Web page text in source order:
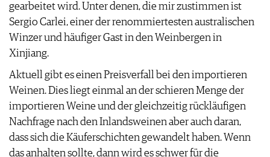
gearbeitet wird. Unter denen, die mir zustimmen ist
Sergio Carlei, einer der renommiertesten australischen
Winzer und häufiger Gast in den Weinbergen in
Xinjiang.
Aktuell gibt es einen Preisverfall bei den importieren
Weinen. Dies liegt einmal an der schieren Menge der
importieren Weine und der gleichzeitig rückläufigen
Nachfrage nach den Inlandsweinen aber auch daran,
dass sich die Käuferschichten gewandelt haben. Wenn
das anhalten sollte, dann wird es schwer für die